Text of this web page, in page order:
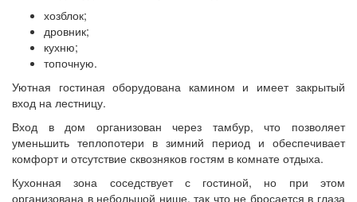
хозблок;
дровник;
кухню;
топочную.
Уютная гостиная оборудована камином и имеет закрытый
вход на лестницу.
Вход в дом организован через тамбур, что позволяет
уменьшить теплопотери в зимний период и обеспечивает
комфорт и отсутствие сквозняков гостям в комнате отдыха.
Кухонная зона соседствует с гостиной, но при этом
организована в небольшой нише, так что не бросается в глаза